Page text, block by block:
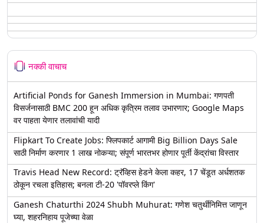
नक्की वाचाच
Artificial Ponds for Ganesh Immersion in Mumbai: गणपती
विसर्जनासाठी BMC 200 हून अधिक कृत्रिम तलाव उभारणार; Google Maps
वर पाहता येणार तलावांची यादी
Flipkart To Create Jobs: फ्लिपकार्ट आगामी Big Billion Days Sale
साठी निर्माण करणार 1 लाख नोकऱ्या; संपूर्ण भारतभर होणार पूर्ती केंद्रांचा विस्तार
Travis Head New Record: ट्रॅव्हिस हेडने केला कहर, 17 चेंडूत अर्धशतक
ठोकून रचला इतिहास; बनला टी-20 'पॉवरप्ले किंग'
Ganesh Chaturthi 2024 Shubh Muhurat: गणेश चतुर्थीनिमित्त जाणून
घ्या, शहरनिहाय पूजेच्या वेळा